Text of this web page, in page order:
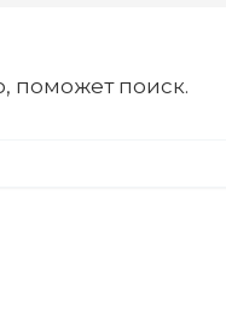
поможет поиск.